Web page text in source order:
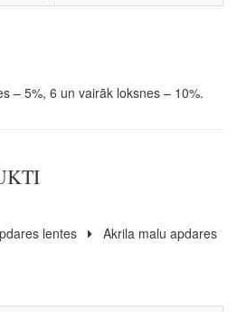
– 5%, 6 un vairāk loksnes – 10%.
lentes
Akrila malu apdares